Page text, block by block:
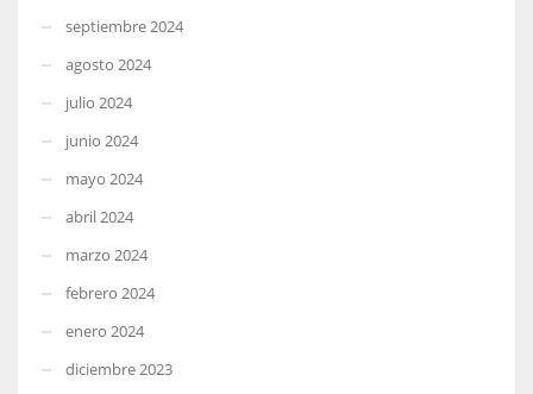
septiembre 2024
agosto 2024
julio 2024
junio 2024
mayo 2024
abril 2024
marzo 2024
febrero 2024
enero 2024
diciembre 2023